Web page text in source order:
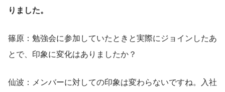
りました。
篠原：勉強会に参加していたときと実際にジョインしたあ
とで、印象に変化はありましたか？
仙波：メンバーに対しての印象は変わらないですね。入社